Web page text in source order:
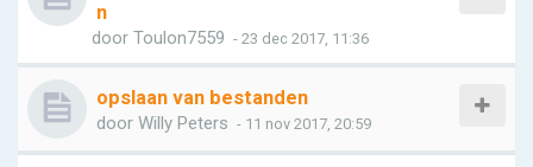
n
door Toulon7559 - 23 dec 2017, 11:36
opslaan van bestanden
door Willy Peters - 11 nov 2017, 20:59